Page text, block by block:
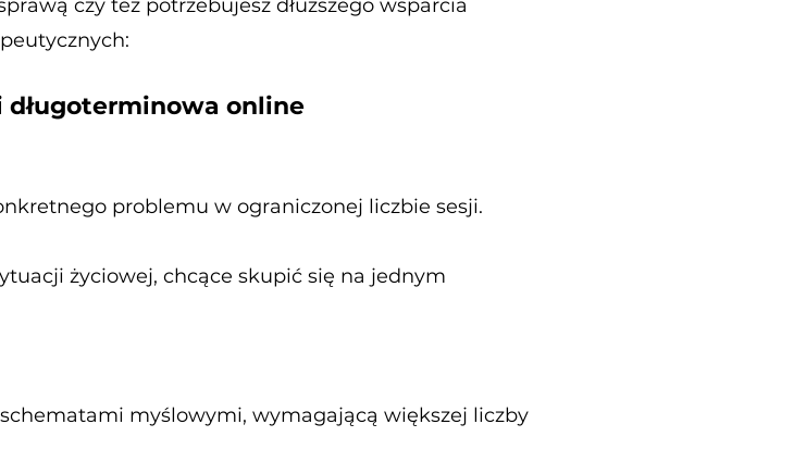
czy też potrzebujesz dłuższego wsparcia
online
problemu w ograniczonej liczbie sesji.
życiowej, chcące skupić się na jednym
myślowymi, wymagającą większej liczby